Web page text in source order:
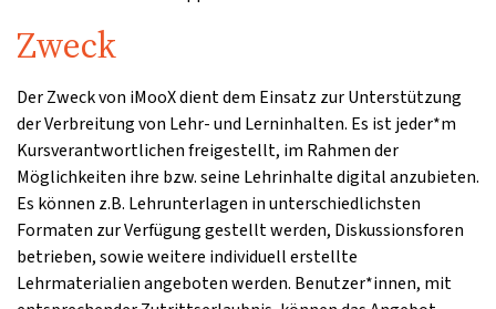
Zweck
Der Zweck von iMooX dient dem Einsatz zur Unterstützung
der Verbreitung von Lehr- und Lerninhalten. Es ist jeder*m
Kursverantwortlichen freigestellt, im Rahmen der
Möglichkeiten ihre bzw. seine Lehrinhalte digital anzubieten.
Es können z.B. Lehrunterlagen in unterschiedlichsten
Formaten zur Verfügung gestellt werden, Diskussionsforen
betrieben, sowie weitere individuell erstellte
Lehrmaterialien angeboten werden. Benutzer*innen, mit